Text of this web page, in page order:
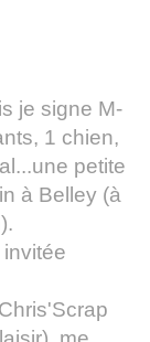
je signe M-
1 chien,
petite
à Belley (à